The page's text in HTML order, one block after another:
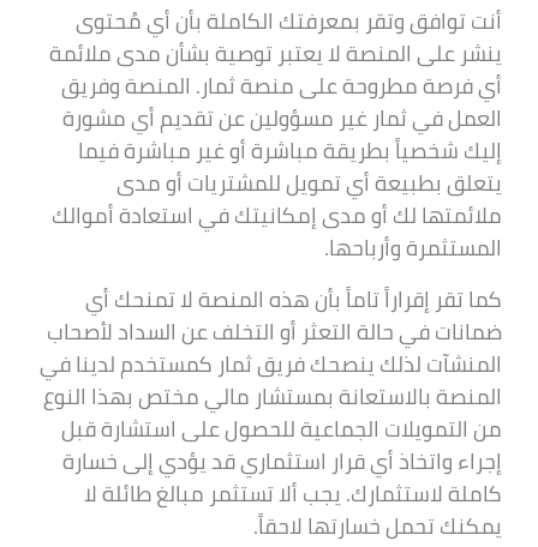
أنت توافق وتقر بمعرفتك الكاملة بأن أي مُحتوى
ينشر على المنصة لا يعتبر توصية بشأن مدى ملائمة
أي فرصة مطروحة على منصة ثمار. المنصة وفريق
العمل في ثمار غير مسؤولين عن تقديم أي مشورة
إليك شخصياً بطريقة مباشرة أو غير مباشرة فيما
يتعلق بطبيعة أي تمويل للمشتريات أو مدى
ملائمتها لك أو مدى إمكانيتك في استعادة أموالك
المستثمرة وأرباحها.
كما تقر إقراراً تاماً بأن هذه المنصة لا تمنحك أي
ضمانات في حالة التعثر أو التخلف عن السداد لأصحاب
المنشآت لذلك ينصحك فريق ثمار كمستخدم لدينا في
المنصة بالاستعانة بمستشار مالي مختص بهذا النوع
من التمويلات الجماعية للحصول على استشارة قبل
إجراء واتخاذ أي قرار استثماري قد يؤدي إلى خسارة
كاملة لاستثمارك. يجب ألا تستثمر مبالغ طائلة لا
يمكنك تحمل خسارتها لاحقاً.